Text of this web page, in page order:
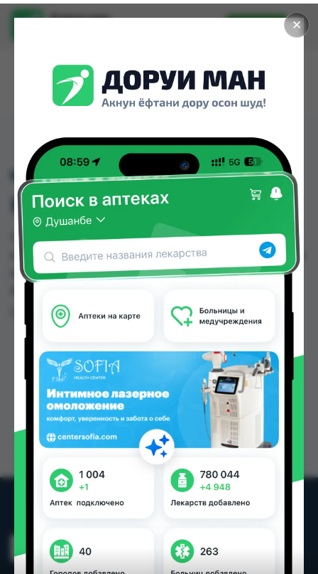
✕
Доруи ман
Установить
ЧУЛОК "ГОЛЬФ" ДО
КОЛЕНА №5
ЧУЛОК "ГОЛЬФ" ДО КОЛЕНА №5 можно купить
или заказать в аптеках, Нишон №3, Релакс №1 по
цене от 50.00 TJS до 56.00 TJS в Душанбе и
Цена: от50.00 TJS